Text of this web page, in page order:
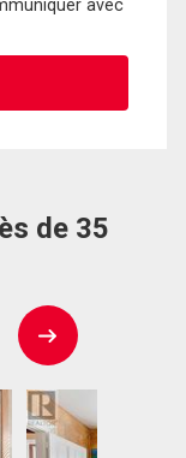
avec
de 35